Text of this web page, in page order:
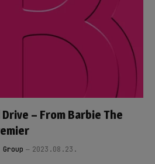
– From Barbie The
2023.08.23.